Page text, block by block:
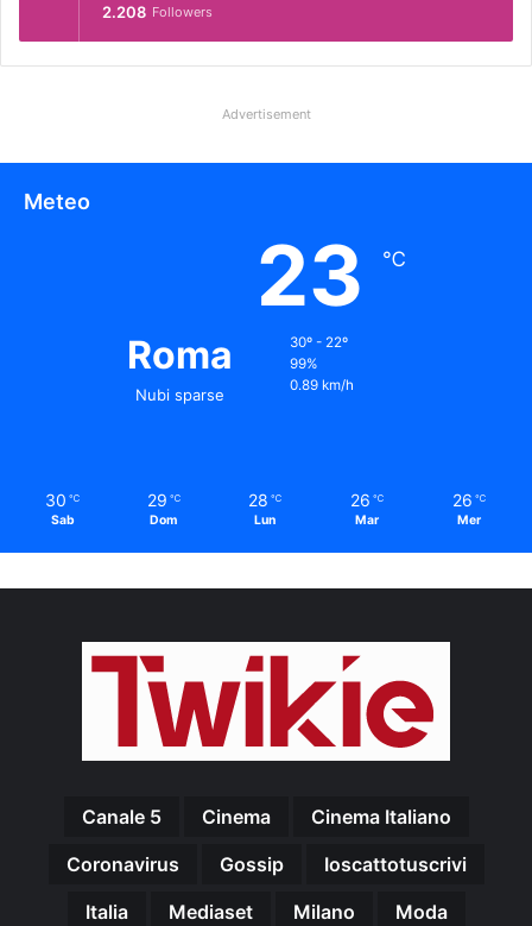
2.208 Followers
Advertisement
Meteo
Roma
Nubi sparse
23 ℃
30º - 22º
99%
0.89 km/h
30 ℃
Sab
29 ℃
Dom
28 ℃
Lun
26 ℃
Mar
26 ℃
Mer
Canale 5 Cinema
Cinema Italiano
Coronavirus
Gossip
Ioscattotuscrivi
Italia
Mediaset Milano
Moda